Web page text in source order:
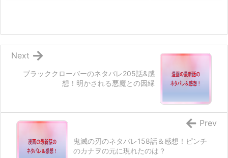
ブラッククローバーのネタバレ205話&感
想！明かされる悪魔との因縁
Next
鬼滅の刃のネタバレ158話＆感想！ピンチ
のカナヲの元に現れたのは？
Prev